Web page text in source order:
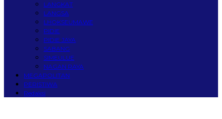
LANGKAT
LANGSA
LHOKSEUMAWE
PIDIE
PIDIE JAYA
SABANG
SIMEULUE
NAGAN RAYA
MEGAPOLITAN
PERISTIWA
Redaksi